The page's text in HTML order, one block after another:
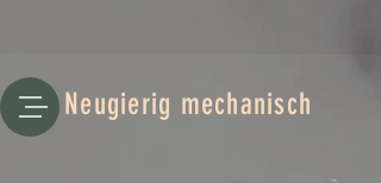
Neugierig mechanisch